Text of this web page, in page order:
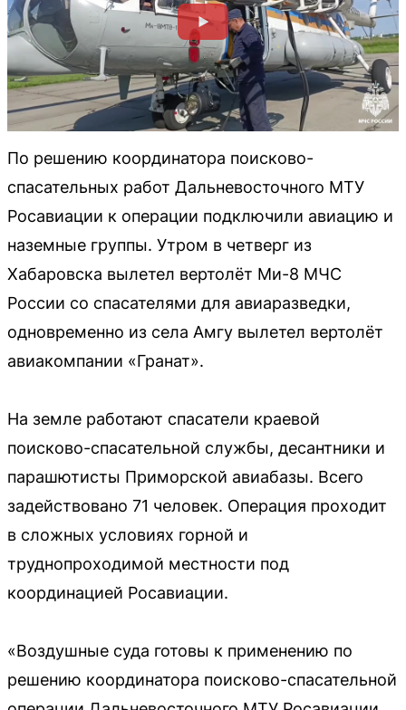
По решению координатора поисково-
спасательных работ Дальневосточного МТУ
Росавиации к операции подключили авиацию и
наземные группы. Утром в четверг из
Хабаровска вылетел вертолёт Ми-8 МЧС
России со спасателями для авиаразведки,
одновременно из села Амгу вылетел вертолёт
авиакомпании «Гранат».
На земле работают спасатели краевой
поисково-спасательной службы, десантники и
парашютисты Приморской авиабазы. Всего
задействовано 71 человек. Операция проходит
в сложных условиях горной и
труднопроходимой местности под
координацией Росавиации.
«Воздушные суда готовы к применению по
решению координатора поисково-спасательной